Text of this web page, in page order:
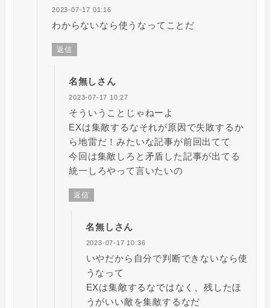
2023-07-17 01:16
わからないなら使うなってことだ
返信
名無しさん
2023-07-17 10:27
そういうことじゃねーよ
EXは集敵するなそれが原因で失敗するか
ら地雷だ！みたいな記事が前回出てて
今回は集敵しろと矛盾した記事が出てる
統一しろやって言いたいの
返信
名無しさん
2023-07-17 10:36
いやだから自分で判断できないなら使
うなって
EXは集敵するなではなく、残したほ
うがいい敵を集敵するなだ